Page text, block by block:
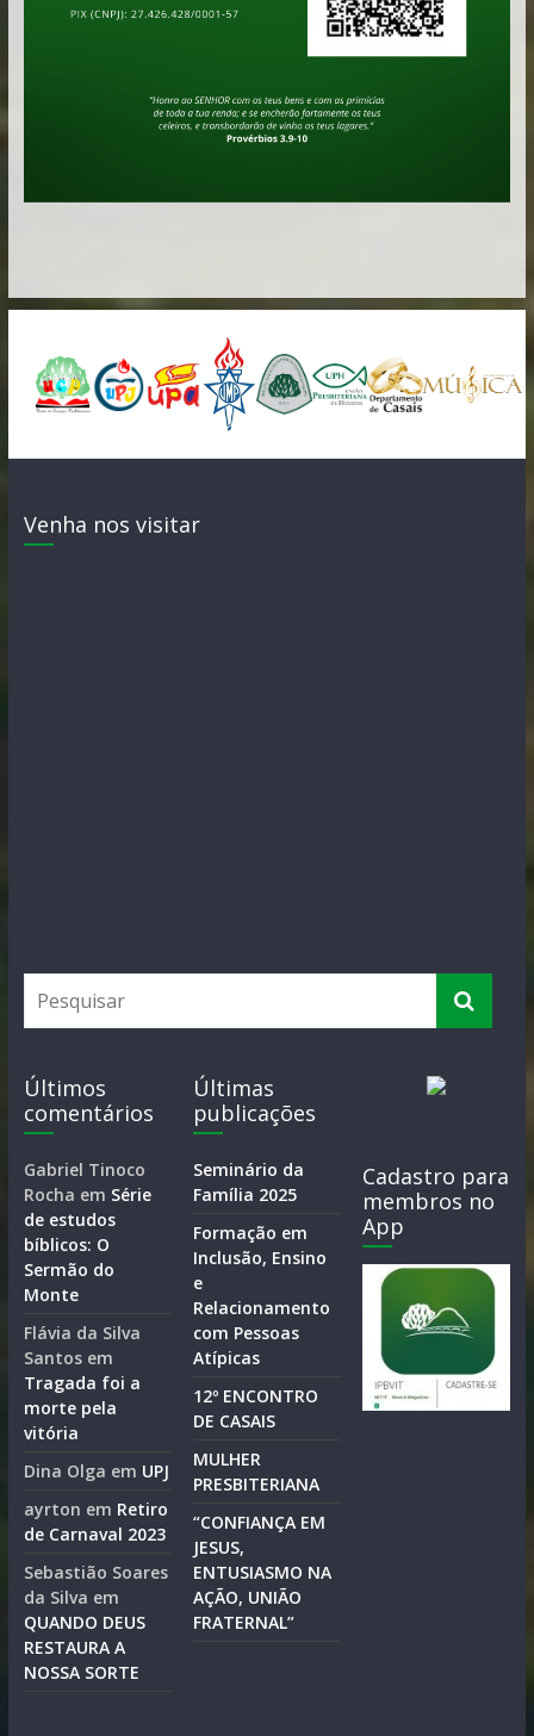
Venha nos visitar
Últimos
comentários
Gabriel Tinoco
Rocha em Série
de estudos
bíblicos: O
Sermão do
Monte
Flávia da Silva
Santosem
Tragada foi a
morte pela
vitória
Dina Olga em UPJ
ayrton em Retiro
de Carnaval 2023
Sebastião Soares
da Silva em
QUANDO DEUS
RESTAURA A
NOSSA SORTE
Últimas
publicações
Seminário da
Família 2025
Formação em
Inclusão, Ensino
e
Relacionamento
com Pessoas
Atípicas
12º ENCONTRO
DE CASAIS
MULHER
PRESBITERIANA
“CONFIANÇA EM
JESUS,
ENTUSIASMO NA
AÇÃO, UNIÃO
FRATERNAL”
Cadastro para
membros no
App